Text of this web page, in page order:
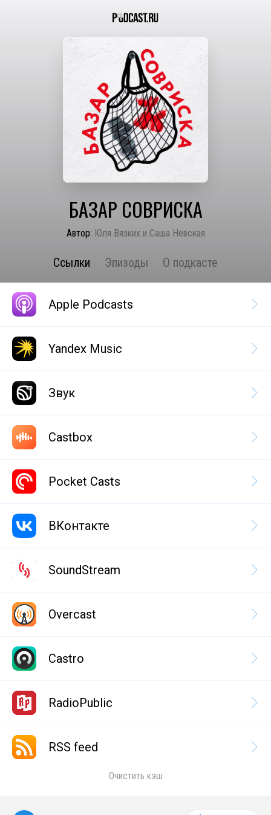
БАЗАР СОВРИСКА
Автор: Юля Вязких и Саша Невская
Ссылки Эпизоды О подкасте
Apple Podcasts
Yandex Music
Звук
Castbox
Pocket Casts
ВКонтакте
SoundStream
Overcast
Castro
RadioPublic
RSS feed
Очистить кэш